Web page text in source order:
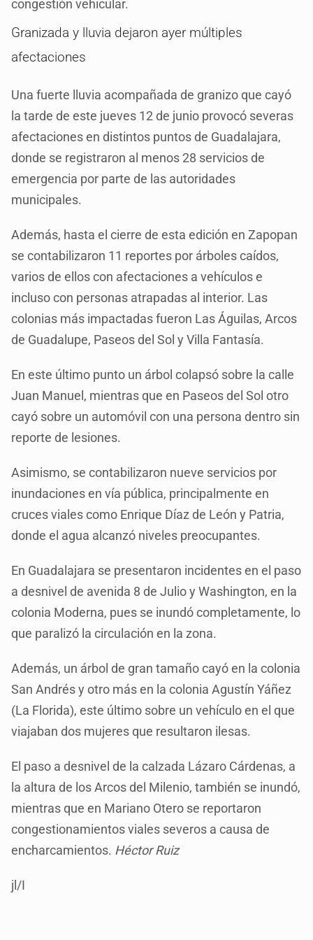
congestión vehicular.
Granizada y lluvia dejaron ayer múltiples
afectaciones
Una fuerte lluvia acompañada de granizo que cayó
la tarde de este jueves 12 de junio provocó severas
afectaciones en distintos puntos de Guadalajara,
donde se registraron al menos 28 servicios de
emergencia por parte de las autoridades
municipales.
Además, hasta el cierre de esta edición en Zapopan
se contabilizaron 11 reportes por árboles caídos,
varios de ellos con afectaciones a vehículos e
incluso con personas atrapadas al interior. Las
colonias más impactadas fueron Las Águilas, Arcos
de Guadalupe, Paseos del Sol y Villa Fantasía.
En este último punto un árbol colapsó sobre la calle
Juan Manuel, mientras que en Paseos del Sol otro
cayó sobre un automóvil con una persona dentro sin
reporte de lesiones.
Asimismo, se contabilizaron nueve servicios por
inundaciones en vía pública, principalmente en
cruces viales como Enrique Díaz de León y Patria,
donde el agua alcanzó niveles preocupantes.
En Guadalajara se presentaron incidentes en el paso
a desnivel de avenida 8 de Julio y Washington, en la
colonia Moderna, pues se inundó completamente, lo
que paralizó la circulación en la zona.
Además, un árbol de gran tamaño cayó en la colonia
San Andrés y otro más en la colonia Agustín Yáñez
(La Florida), este último sobre un vehículo en el que
viajaban dos mujeres que resultaron ilesas.
El paso a desnivel de la calzada Lázaro Cárdenas, a
la altura de los Arcos del Milenio, también se inundó,
mientras que en Mariano Otero se reportaron
congestionamientos viales severos a causa de
encharcamientos. Héctor Ruiz
jl/I